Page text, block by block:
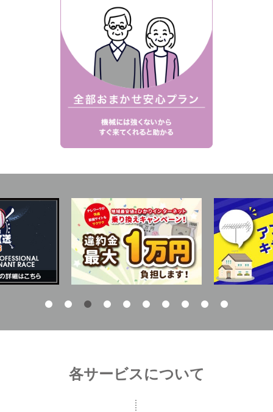
各サービスについて